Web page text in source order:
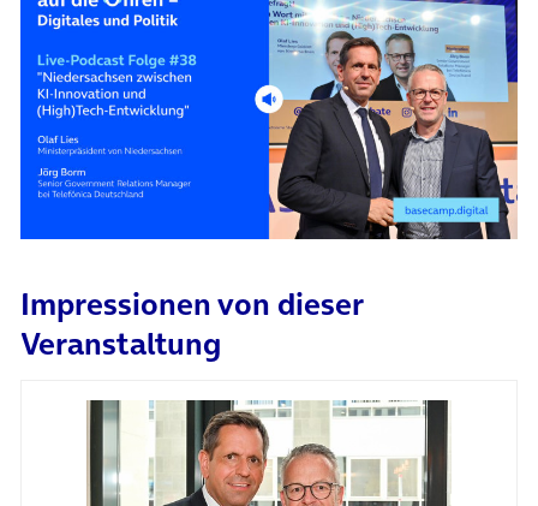
Impressionen von dieser
Veranstaltung